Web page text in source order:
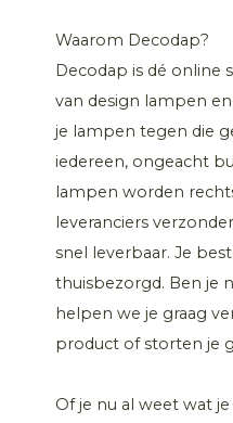
Waarom Decodap?
Decodap is dé online
van design lampen
je lampen tegen die
iedereen, ongeacht
lampen worden
leveranciers
snel leverbaar. Je
thuisbezorgd. Ben je
helpen we je graag
product of storten je
Of je nu al weet wat